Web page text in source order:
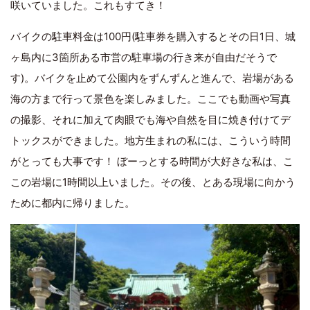
咲いていました。これもすてき！
バイクの駐車料金は100円(駐車券を購入するとその日1日、城
ヶ島内に3箇所ある市営の駐車場の行き来が自由だそうで
す)。バイクを止めて公園内をずんずんと進んで、岩場がある
海の方まで行って景色を楽しみました。ここでも動画や写真
の撮影、それに加えて肉眼でも海や自然を目に焼き付けてデ
トックスができました。地方生まれの私には、こういう時間
がとっても大事です！ ぼーっとする時間が大好きな私は、こ
この岩場に1時間以上いました。その後、とある現場に向かう
ために都内に帰りました。